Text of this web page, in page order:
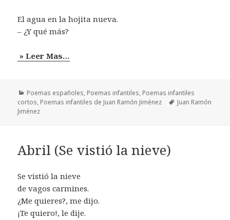
El agua en la hojita nueva.
– ¿Y qué más?
» Leer Mas…
Categorías
Poemas españoles, Poemas infantiles, Poemas infantiles
cortos, Poemas infantiles de Juan Ramón Jiménez Etiquetas
Juan Ramón
Jiménez
Abril (Se vistió la nieve)
Se vistió la nieve
de vagos carmines.
¿Me quieres?, me dijo.
¡Te quiero!, le dije.